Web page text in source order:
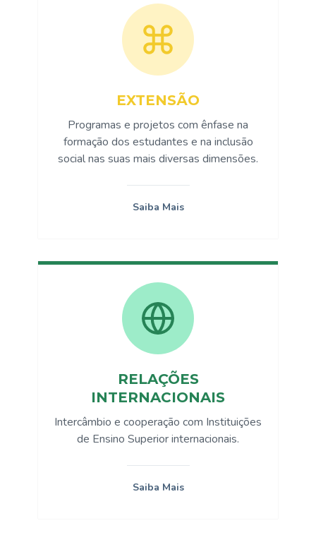
EXTENSÃO
Programas e projetos com ênfase na
formação dos estudantes e na inclusão
social nas suas mais diversas dimensões.
Saiba Mais
RELAÇÕES
INTERNACIONAIS
Intercâmbio e cooperação com Instituições
de Ensino Superior internacionais.
Saiba Mais